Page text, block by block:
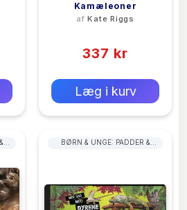
Kamæleoner
afKate Riggs
337 kr
Læg i kurv
BØRN & UNGE: PADDER &